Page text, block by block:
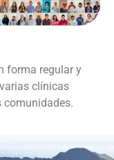
forma regular y
clínicas